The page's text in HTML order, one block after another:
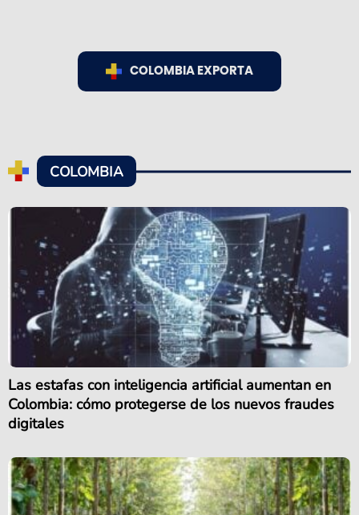
COLOMBIA EXPORTA
COLOMBIA
Las estafas con inteligencia artificial aumentan en
Colombia: cómo protegerse de los nuevos fraudes
digitales